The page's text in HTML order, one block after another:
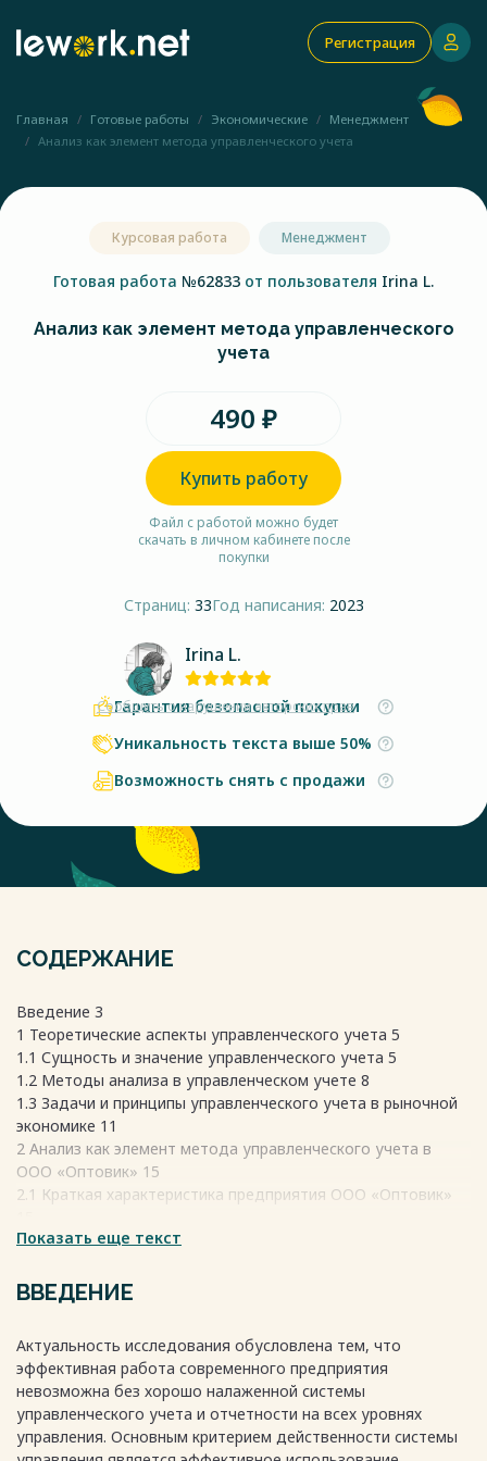
Регистрация
Главная Готовые работы Экономические
Менеджмент
Анализ как элемент метода управленческого учета
Курсовая работа Менеджмент
Готовая работа №62833 от пользователя Irina L.
Анализ как элемент метода управленческого
учета
490 ₽
Купить работу
Файл с работой можно будет
скачать в личном кабинете после
покупки
Страниц: 33Год написания: 2023
Irina L.
Сообщить о нарушении авторских прав
Гарантия безопасной покупки
Уникальность текста выше 50%
Возможность снять с продажи
СОДЕРЖАНИЕ
Введение 3
1 Теоретические аспекты управленческого учета 5
1.1 Сущность и значение управленческого учета 5
1.2 Методы анализа в управленческом учете 8
1.3 Задачи и принципы управленческого учета в рыночной
экономике 11
2 Анализ как элемент метода управленческого учета в
ООО «Оптовик» 15
2.1 Краткая характеристика предприятия ООО «Оптовик»
2.2 Анализ организации учета на предприятии ООО
2.3 Совершенствование организация управленческого
учета на предприятии ООО «Оптовик» 26
Список использованных источников 33
Весь текст будет доступенпосле покупки
Показать еще текст
ВВЕДЕНИЕ
Актуальность исследования обусловлена тем, что
эффективная работа современного предприятия
невозможна без хорошо налаженной системы
управленческого учета и отчетности на всех уровнях
управления. Основным критерием действенности системы